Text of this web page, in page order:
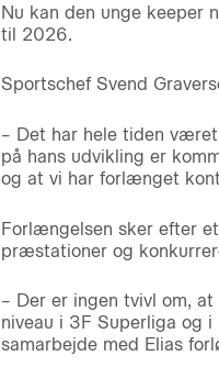
Nu kan den unge keeper
til 2026.
Sportschef Svend
– Det har hele tiden
på hans udvikling er
og at vi har forlænget
Forlængelsen sker efter
præstationer og
– Der er ingen tvivl om,
niveau i 3F Superliga og
samarbejde med Elias